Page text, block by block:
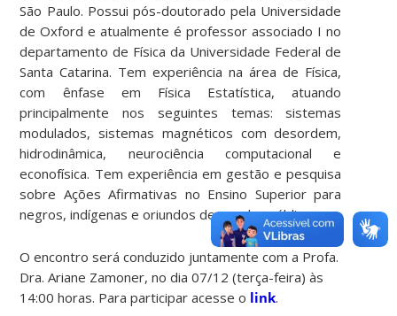
São Paulo. Possui pós-doutorado pela Universidade
de Oxford e atualmente é professor associado I no
departamento de Física da Universidade Federal de
Santa Catarina. Tem experiência na área de Física,
com ênfase em Física Estatística, atuando
principalmente nos seguintes temas: sistemas
modulados, sistemas magnéticos com desordem,
hidrodinâmica, neurociência computacional e
econofísica. Tem experiência em gestão e pesquisa
sobre Ações Afirmativas no Ensino Superior para
negros, indígenas e oriundos de escolas públicas.
O encontro será conduzido juntamente com a Profa.
Dra. Ariane Zamoner, no dia 07/12 (terça-feira) às
14:00 horas. Para participar acesse o link.